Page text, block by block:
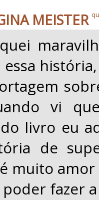
MEISTER
essa
vi
livro eu
de
muito
poder fazer